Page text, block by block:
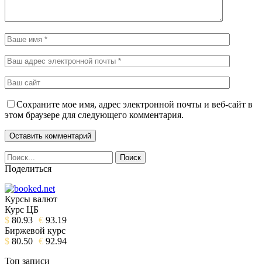
Сохраните мое имя, адрес электронной почты и веб-сайт в
этом браузере для следующего комментария.
Поделиться
Курсы валют
Курс ЦБ
$ 80.93 € 93.19
Биржевой курс
$ 80.50 € 92.94
Топ записи